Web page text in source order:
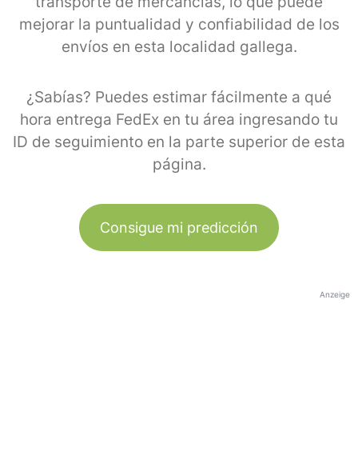
mejorar la puntualidad y confiabilidad de los
envíos en esta localidad gallega.
¿Sabías? Puedes estimar fácilmente a qué
hora entrega FedEx en tu área ingresando tu
ID de seguimiento en la parte superior de esta
página.
Consigue mi predicción
Anzeige